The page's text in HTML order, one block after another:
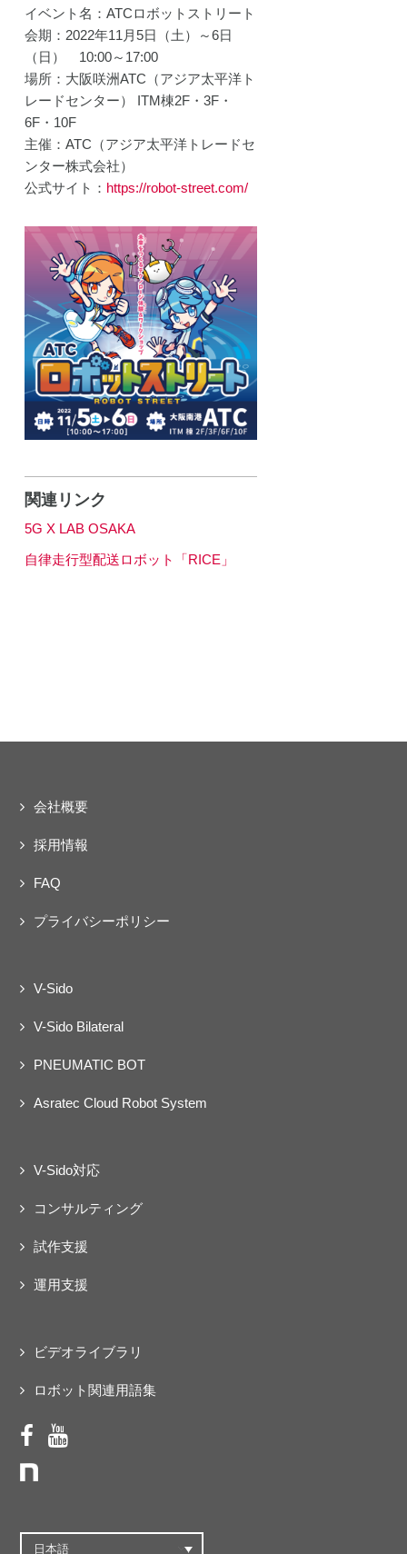
イベント名：ATCロボットストリート
会期：2022年11月5日（土）～6日
（日） 10:00～17:00
場所：大阪咲洲ATC（アジア太平洋ト
レードセンター） ITM棟2F・3F・
6F・10F
主催：ATC（アジア太平洋トレードセ
ンター株式会社）
公式サイト： https://robot-street.com/
関連リンク
5G X LAB OSAKA
自律走行型配送ロボット「RICE」
会社概要
採用情報
FAQ
プライバシーポリシー
V-Sido
V-Sido Bilateral
PNEUMATIC BOT
Asratec Cloud Robot System
V-Sido対応
コンサルティング
試作支援
運用支援
ビデオライブラリ
ロボット関連用語集
日本語